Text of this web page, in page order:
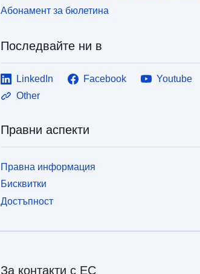
Абонамент за бюлетина
Последвайте ни в
LinkedIn Facebook
Youtube
Other
Правни аспекти
Правна информация
Бисквитки
Достъпност
За контакти с ЕС